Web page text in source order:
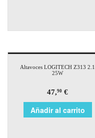
Altavoces LOGITECH Z313 2.1
25W
47,90 €
Añadir al carrito